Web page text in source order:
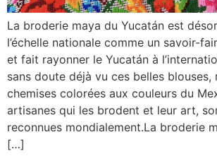
La broderie maya du Yucatán est
l’échelle nationale comme un savoir-
et fait rayonner le Yucatán à
sans doute déjà vu ces belles blouses,
chemises colorées aux couleurs du
artisanes qui les brodent et leur art,
reconnues mondialement.La broderie
[…]